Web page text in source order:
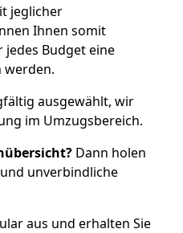
jeglicher
Ihnen somit
Budget eine
werden.
ausgewählt, wir
im Umzugsbereich.
Dann holen
unverbindliche
aus und erhalten Sie